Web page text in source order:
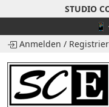
STUDIO
Anmelden /